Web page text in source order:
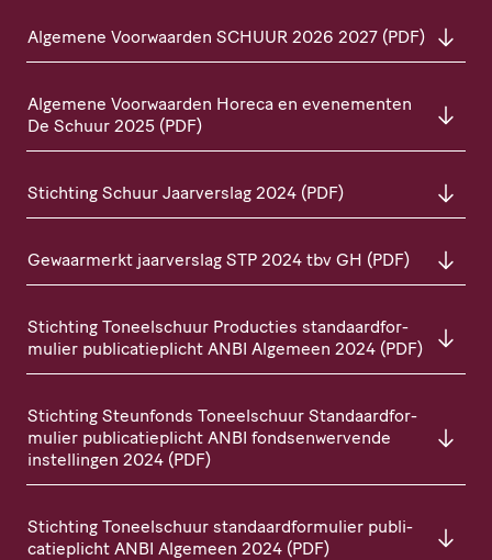
Algemene Voorwaarden SCHUUR 2026 2027 (PDF)
Algemene Voorwaarden Horeca en evenementen
De Schuur 2025 (PDF)
Stichting Schuur Jaarverslag 2024 (PDF)
Gewaarmerkt jaarverslag STP 2024 tbv GH (PDF)
Stichting Toneel­schuur Producties stan­daard­for­
mu­lier publi­ca­tie­plicht ANBI Algemeen 2024 (PDF)
Stichting Steunfonds Toneel­schuur Stan­daard­for­
mu­lier publi­ca­tie­plicht ANBI fond­sen­wer­vende
instel­lingen 2024 (PDF)
Stichting Toneel­schuur stan­daard­for­mu­lier publi­
ca­tie­plicht ANBI Algemeen 2024 (PDF)